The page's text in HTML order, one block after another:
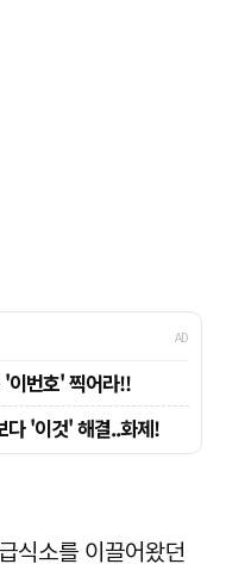
식소를 이끌어왔던